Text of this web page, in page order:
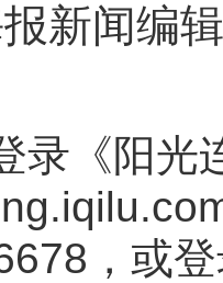
报新闻编
录《阳光
，或